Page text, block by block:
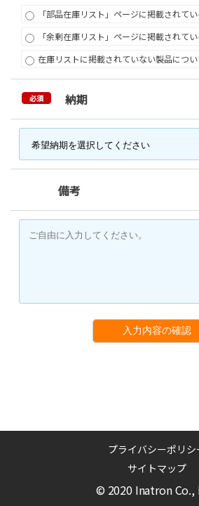
「部品在庫リスト」ページに掲載されて
「余剰在庫リスト」ページに掲載されて
在庫リストに掲載されていない製品につい
必須 納期
備考
入力内容の確認
プライバシーポリシ
サイトマップ
© 2020 Inatron Co.,